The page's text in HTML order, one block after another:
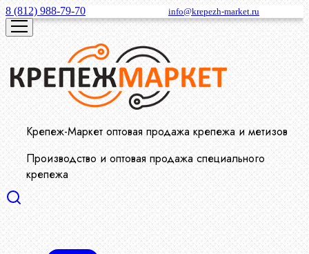
8 (812) 988-79-70 info@krepezh-market.ru
Крепеж-Маркет оптовая продажа крепежа и метизов
Производство и оптовая продажа специального
крепежа